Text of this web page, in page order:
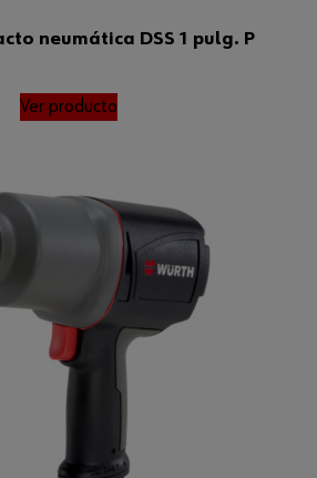
neumática DSS 1 pulg. P
Ver producto